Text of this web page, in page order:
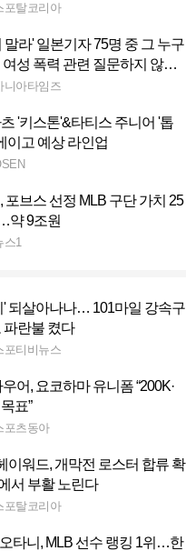
포탈코리아
말라' 일본기자 75명 중 그 누구
성 폭력 관련 질문하지 않았
니아타임즈
'키스톤'&타티스 주니어 '톱
이고 예상 라인업
포브스 선정 MLB 구단 가치 25
약 9조원
스1
' 되살아나나… 101마일 강속구
파란불 켰다
포티비뉴스
표”
포츠동아
이워드, 개막전 로스터 합류 확
서 부활 노린다
포탈코리아
타니, MLB 선수 랭킹 1위…한